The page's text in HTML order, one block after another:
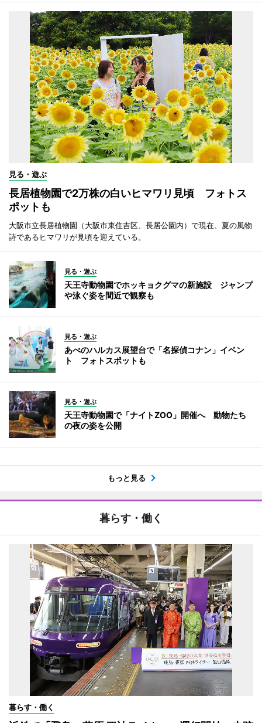
見る・遊ぶ
長居植物園で2万株の白いヒマワリ見頃 フォトス
ポットも
大阪市立長居植物園（大阪市東住吉区、長居公園内）で現在、夏の風物
詩であるヒマワリが見頃を迎えている。
見る・遊ぶ
天王寺動物園でホッキョクグマの新施設 ジャンプ
や泳ぐ姿を間近で観察も
見る・遊ぶ
あべのハルカス展望台で「名探偵コナン」イベン
ト フォトスポットも
見る・遊ぶ
天王寺動物園で「ナイトZOO」開催へ 動物たち
の夜の姿を公開
もっと見る
暮らす・働く
暮らす・働く